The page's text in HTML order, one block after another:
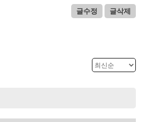
글수정 글삭제